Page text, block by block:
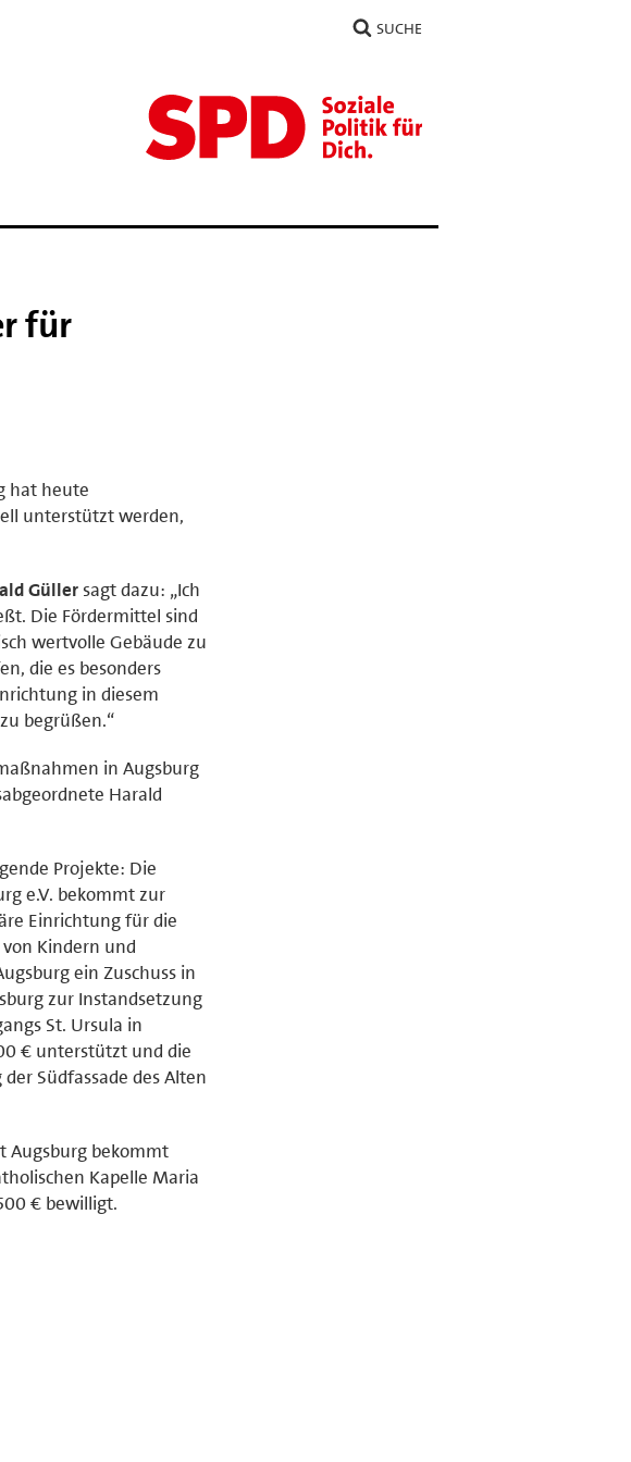
SUCHE
für
hat heute
unterstützt werden,
Güller sagt dazu: „Ich
Die Fördermittel sind
wertvolle Gebäude zu
die es besonders
in diesem
begrüßen.“
in Augsburg
Harald
Projekte: Die
e.V. bekommt zur
Einrichtung für die
Kindern und
ein Zuschuss in
zur Instandsetzung
St. Ursula in
€ unterstützt und die
Südfassade des Alten
Augsburg bekommt
Kapelle Maria
€ bewilligt.